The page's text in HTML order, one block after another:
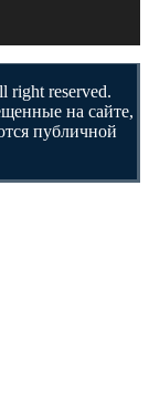
reserved.
на сайте,
публичной